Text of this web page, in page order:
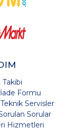
Takibi
İade Formu
Servisler
Sorular
Hizmetleri